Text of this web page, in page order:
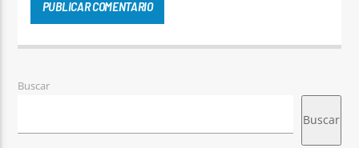
Buscar
Buscar